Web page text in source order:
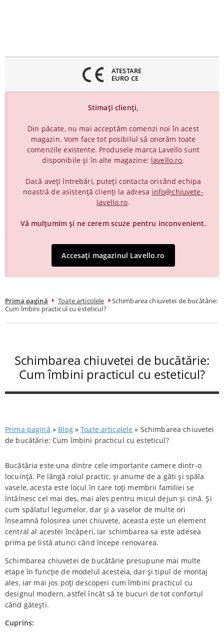
ATESTARE
EURO CE
Stimați clienți,
Din păcate, nu mai acceptăm comenzi noi în acest
magazin. Vom face tot posibilul să onorăm toate
comenzile existente. Produsele marca Lavello sunt
disponibile și în alte magazine: lavello.ro.
Dacă aveți întrebări, puteți contacta oricând echipa
noastră de asistență clienți la adresa info@chiuvete-
lavello.ro.
Vă mulțumim și ne cerem scuze pentru inconvenient.
Accesați magazinul Lavello.ro
Prima pagină Toate articolele
Schimbarea chiuvetei de bucătărie:
Cum îmbini practicul cu esteticul?
Schimbarea chiuvetei de bucătărie:
Cum îmbini practicul cu esteticul?
Prima pagină » Blog»Toate articolele » Schimbarea chiuvetei
de bucătărie: Cum îmbini practicul cu esteticul?
Bucătăria este una dintre cele importante camere dintr-o
locuință. Pe lângă rolul practic, și anume de a găti și spăla
vasele, acesta este locul în care toți membrii familiei se
întâlnesc cel mai des, mai ales pentru micul dejun și cină. Și
cum spălatul legumelor, dar și a vaselor de multe ori
înseamnă folosirea unei chiuvete, aceasta este un element
central al acestei încăperi, iar schimbarea sa este adesea
prima pe listă atunci când începe renovarea.
Schimbarea chiuvetei de bucătărie presupune mai multe
etape în funcție de modelul acesteia, dar și tipul de montaj
ales, iar mai jos poți descoperi cum îmbini practicul cu
designul modern, astfel încât să te bucuri de tot confortul
când gătești.
Cuprins: